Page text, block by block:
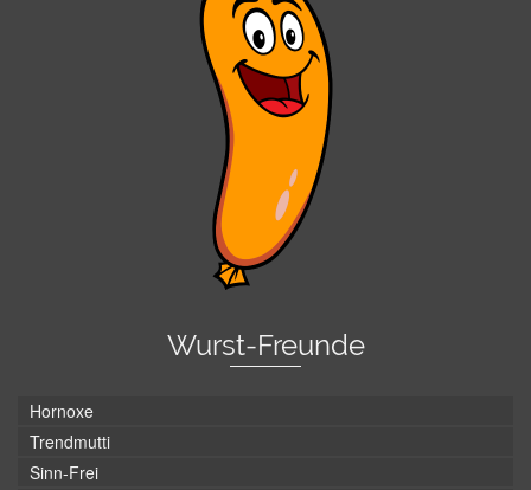
Wurst-Freunde
Hornoxe
Trendmutti
Sinn-Frei